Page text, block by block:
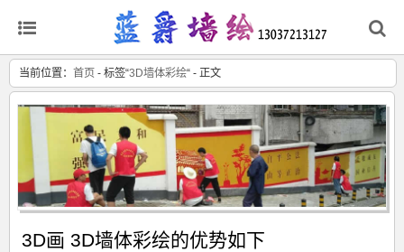
当前位置： 首页 - 标签“3D墙体彩绘“ - 正文
3D画 3D墙体彩绘的优势如下